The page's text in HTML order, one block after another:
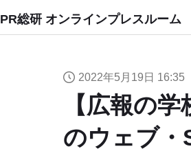
PR総研 オンラインプレスルーム
2022年5月19日 16:35
【広報の
のウェブ・